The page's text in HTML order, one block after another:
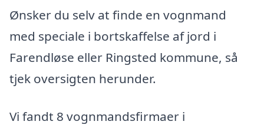
Ønsker du selv at finde en vognmand
med speciale i bortskaffelse af jord i
Farendløse eller Ringsted kommune, så
tjek oversigten herunder.
Vi fandt 8 vognmandsfirmaer i